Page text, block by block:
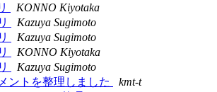
KONNO Kiyotaka
Kazuya Sugimoto
Kazuya Sugimoto
KONNO Kiyotaka
Kazuya Sugimoto
ントを整理しました
kmt-t